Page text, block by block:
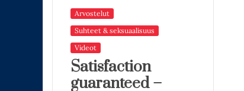
Arvostelut
Suhteet & seksuaalisuus
Videot
Satisfaction
guaranteed –